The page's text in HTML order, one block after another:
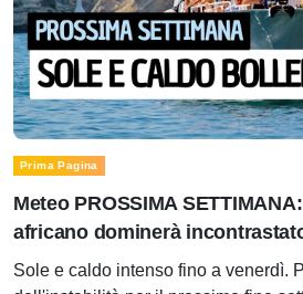
Prima Pagina
Meteo PROSSIMA
africano dominerà
Sole e caldo intenso fino a venerdì.